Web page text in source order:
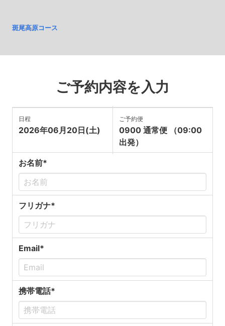
斑尾高原コース
ご予約内容を入力
日程
2026年06月20日(土)
ご予約便
0900 通常便 （09:00
出発）
お名前*
フリガナ*
Email*
携帯電話*